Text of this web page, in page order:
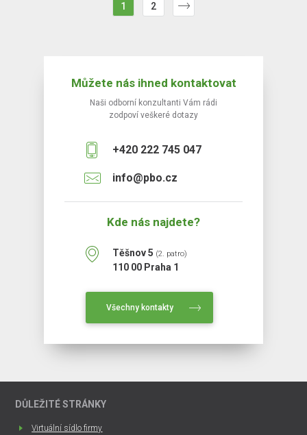
1 2
Můžete nás ihned kontaktovat
Naši odborní konzultanti Vám rádi
zodpoví veškeré dotazy
+420 222 745 047
info@pbo.cz
Kde nás najdete?
Těšnov 5 (2. patro)
110 00 Praha 1
Všechny kontakty
DŮLEŽITÉ STRÁNKY
Virtuální sídlo firmy